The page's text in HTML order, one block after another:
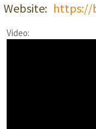
Website: https://
Video: